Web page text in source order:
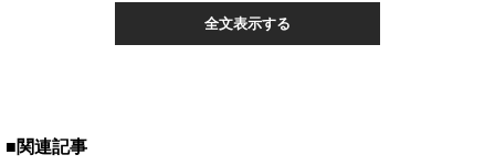
全文表示する
■関連記事